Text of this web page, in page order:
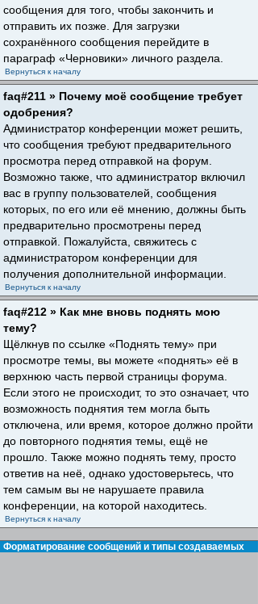
сообщения для того, чтобы закончить и
отправить их позже. Для загрузки
сохранённого сообщения перейдите в
параграф «Черновики» личного раздела.
Вернуться к началу
faq#211 » Почему моё сообщение требует
одобрения?
Администратор конференции может решить,
что сообщения требуют предварительного
просмотра перед отправкой на форум.
Возможно также, что администратор включил
вас в группу пользователей, сообщения
которых, по его или её мнению, должны быть
предварительно просмотрены перед
отправкой. Пожалуйста, свяжитесь с
администратором конференции для
получения дополнительной информации.
Вернуться к началу
faq#212 » Как мне вновь поднять мою
тему?
Щёлкнув по ссылке «Поднять тему» при
просмотре темы, вы можете «поднять» её в
верхнюю часть первой страницы форума.
Если этого не происходит, то это означает, что
возможность поднятия тем могла быть
отключена, или время, которое должно пройти
до повторного поднятия темы, ещё не
прошло. Также можно поднять тему, просто
ответив на неё, однако удостоверьтесь, что
тем самым вы не нарушаете правила
конференции, на которой находитесь.
Вернуться к началу
Форматирование сообщений и типы создаваемых